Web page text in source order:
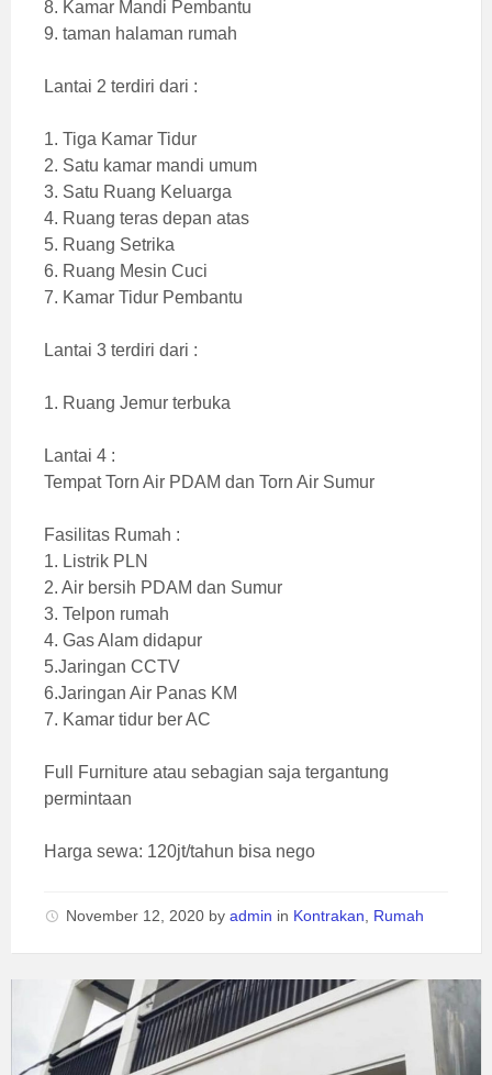
8. Kamar Mandi Pembantu
9. taman halaman rumah
Lantai 2 terdiri dari :
1. Tiga Kamar Tidur
2. Satu kamar mandi umum
3. Satu Ruang Keluarga
4. Ruang teras depan atas
5. Ruang Setrika
6. Ruang Mesin Cuci
7. Kamar Tidur Pembantu
Lantai 3 terdiri dari :
1. Ruang Jemur terbuka
Lantai 4 :
Tempat Torn Air PDAM dan Torn Air Sumur
Fasilitas Rumah :
1. Listrik PLN
2. Air bersih PDAM dan Sumur
3. Telpon rumah
4. Gas Alam didapur
5.Jaringan CCTV
6.Jaringan Air Panas KM
7. Kamar tidur ber AC
Full Furniture atau sebagian saja tergantung
permintaan
Harga sewa: 120jt/tahun bisa nego
November 12, 2020 by admin in Kontrakan Rumah